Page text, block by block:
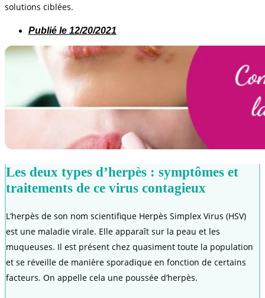
solutions ciblées.
Publié le 12/20/2021
Les deux types d’herpès : symptômes et
traitements de ce virus contagieux
L’herpès de son nom scientifique Herpès Simplex Virus (HSV)
est une maladie virale. Elle apparaît sur la peau et les
muqueuses. Il est présent chez quasiment toute la population
et se réveille de manière sporadique en fonction de certains
facteurs. On appelle cela une poussée d’herpès.